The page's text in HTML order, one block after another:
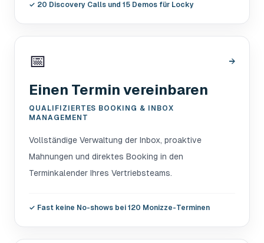
✓ 20 Discovery Calls und 15 Demos für Locky
📅 →
Einen Termin vereinbaren
QUALIFIZIERTES BOOKING & INBOX
MANAGEMENT
Vollständige Verwaltung der Inbox, proaktive
Mahnungen und direktes Booking in den
Terminkalender Ihres Vertriebsteams.
✓ Fast keine No-shows bei 120 Monizze-Terminen